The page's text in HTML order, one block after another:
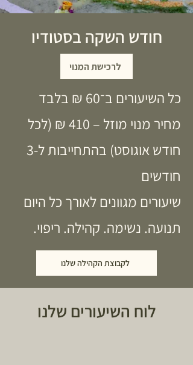
חודש השקה בסטודיו
לרכישת המנוי
כל השיעורים ב־60 ₪ בלבד
מחיר מנוי מוזל – 410 ₪ (לכל
חודש אוגוסט) בהתחייבות ל-3
חודשים
שיעורים מגוונים לאורך כל היום
תנועה. נשימה. קהילה. ריפוי.
לקבוצת הקהילה שלנו
לוח השיעורים שלנו